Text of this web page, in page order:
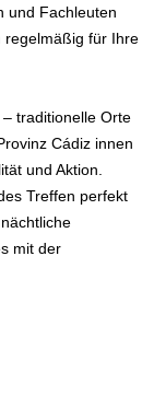
und Fachleuten
regelmäßig für Ihre
traditionelle Orte
Cádiz innen
und Aktion.
Treffen perfekt
mit der